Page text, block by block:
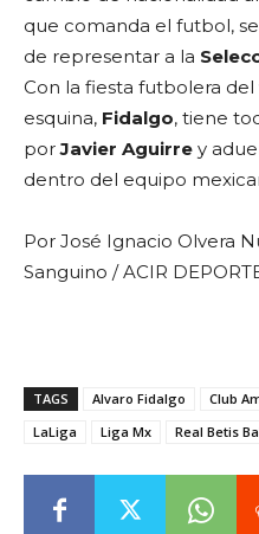
que comanda el futbol,
de representar a la
Con la fiesta futbolera
esquina, Fidalgo, tiene
porJavier Aguirre y
dentro del equipo
Por José Ignacio Olvera
Sanguino / ACIR
TAGS Alvaro Fidalgo Club
LaLiga
Liga Mx Real Betis